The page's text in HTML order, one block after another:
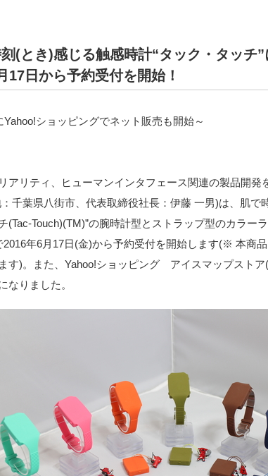
(とき)感じる触感時計“タック・タッチ
日から予約受付を開始！
Yahoo!ショッピングでネット販売も開始～
アリティ、ヒューマンインタフェース関連の製品開発
千葉県八街市、代表取締役社長：伊藤 一男)は、肌で
(Tac-Touch)(TM)”の腕時計型とストラップ型のカラー
2016年6月17日(金)から予約受付を開始します(※ 本商
す)。また、Yahoo!ショッピング アイスマップスト
なりました。